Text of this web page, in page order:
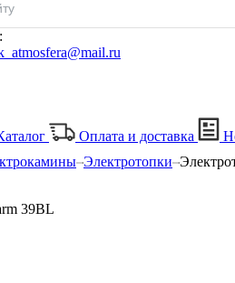
Оплата и доставка
Электротопки
39BL